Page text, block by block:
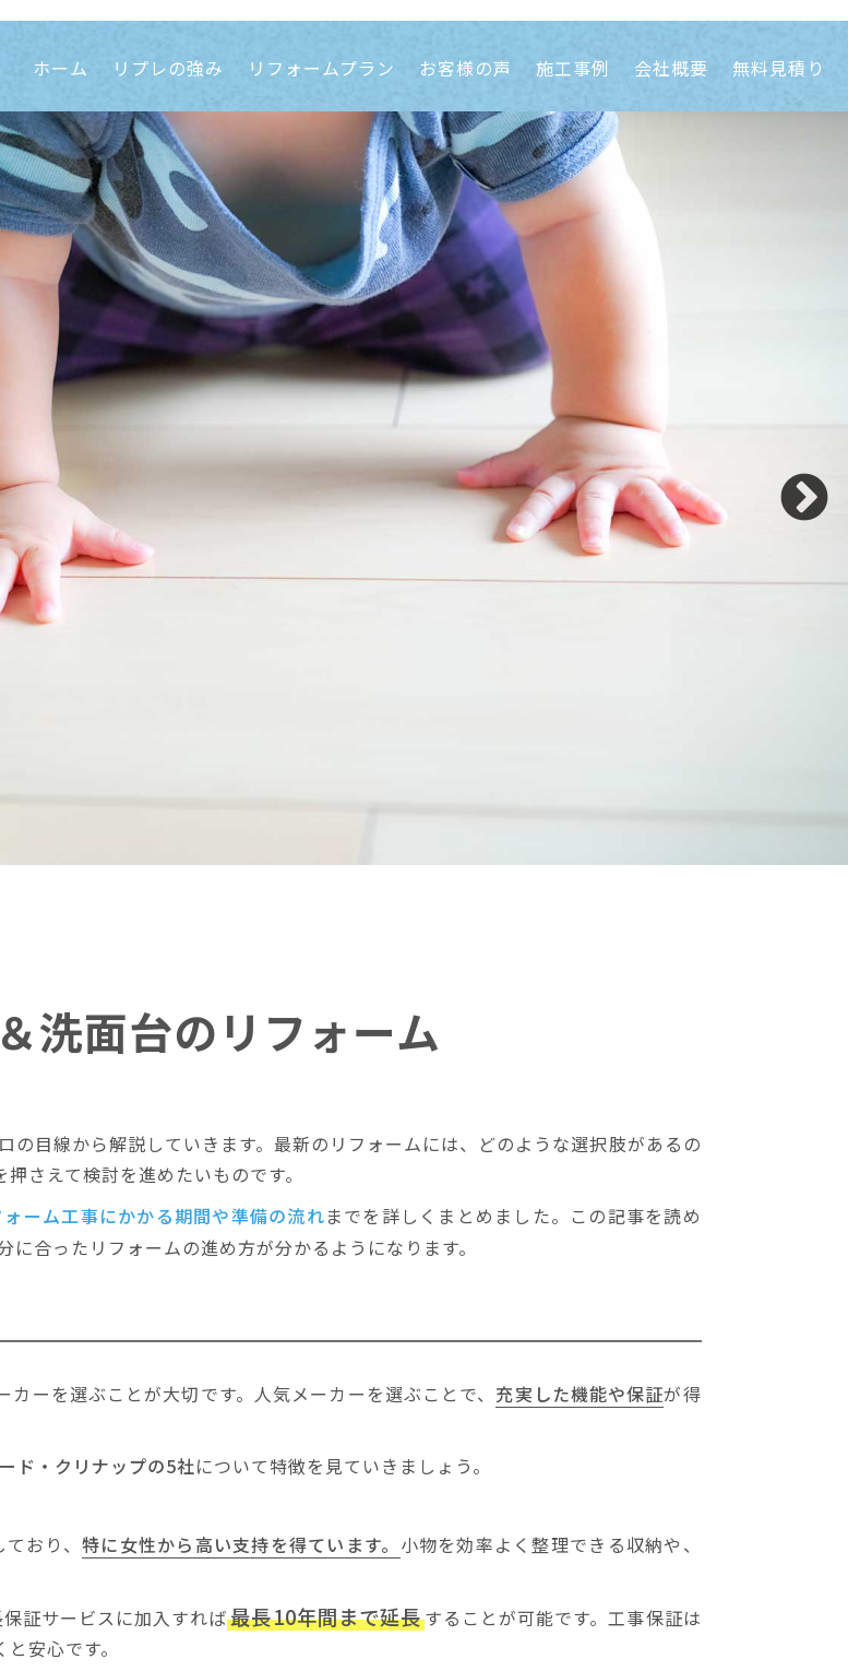
ホーム リプレの強み リフォームプラン お客様の声 施工事例 会社概要 無料見積り
洗面台のリフォーム
目線から解説していきます。最新のリフォームには、どのような選択肢があるの
さえて検討を進めたいものです。
ーム工事にかかる期間や準備の流れまでを詳しくまとめました。この記事を読め
に合ったリフォームの進め方が分かるようになります。
ーを選ぶことが大切です。人気メーカーを選ぶことで、 充実した機能や保証が得
ド・クリナップの5社について特徴を見ていきましょう。
おり、 特に女性から高い支持を得ています。 小物を効率よく整理できる収納や、
証サービスに加入すれば最長10年間まで延長することが可能です。工事保証は
安心です。